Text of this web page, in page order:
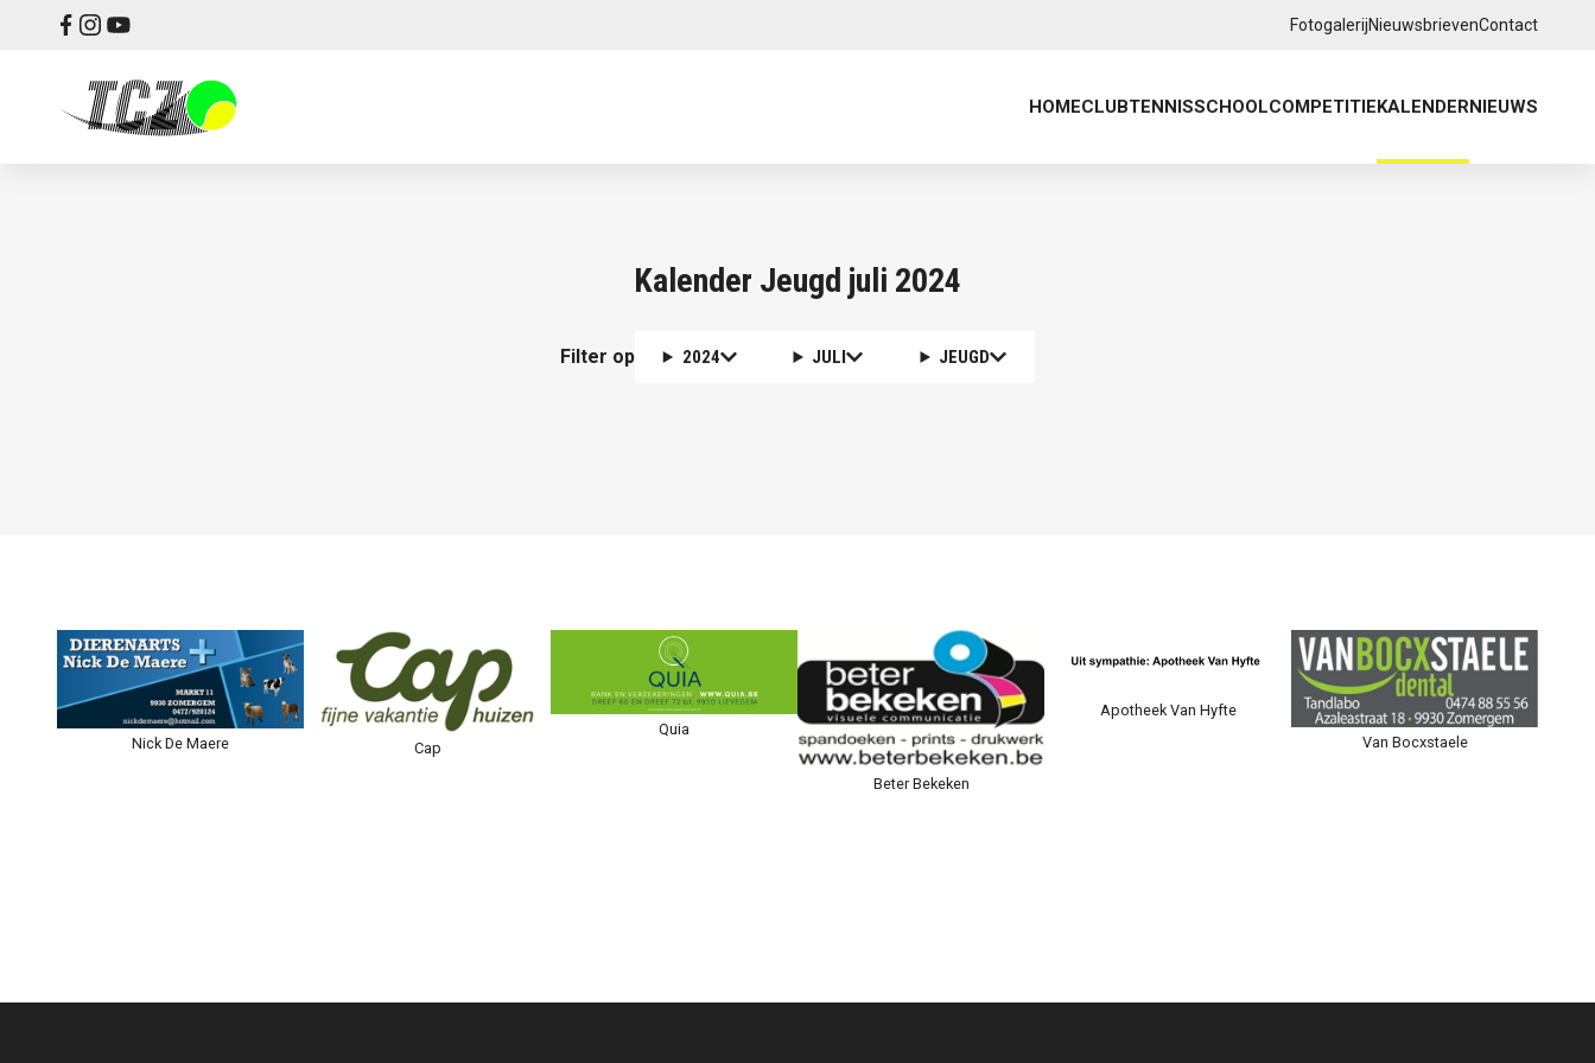
FotogalerijNieuwsbrievenContact
HOMECLUBTENNISSCHOOLCOMPETITIEKALENDERNIEUWS
Kalender Jeugd juli 2024
Filter op 2024 JULI JEUGD
Nick De Maere Cap
Quia
Beter Bekeken
Apotheek Van Hyfte
Van Bocxstaele